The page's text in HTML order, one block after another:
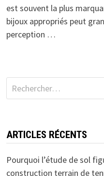
est souvent la plus
bijoux appropriés peut
perception …
Rechercher :
ARTICLES RÉCENTS
Pourquoi l’étude de sol
construction terrain de